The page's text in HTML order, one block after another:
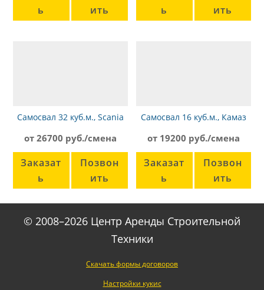
ь
ить
ь
ить
Самосвал 32 куб.м., Scania
от 26700 руб./смена
Заказат
ь
Позвон
ить
Самосвал 16 куб.м., Камаз
от 19200 руб./смена
Заказат
ь
Позвон
ить
© 2008–2026 Центр Аренды Строительной
Техники
Скачать формы договоров
Настройки кукис